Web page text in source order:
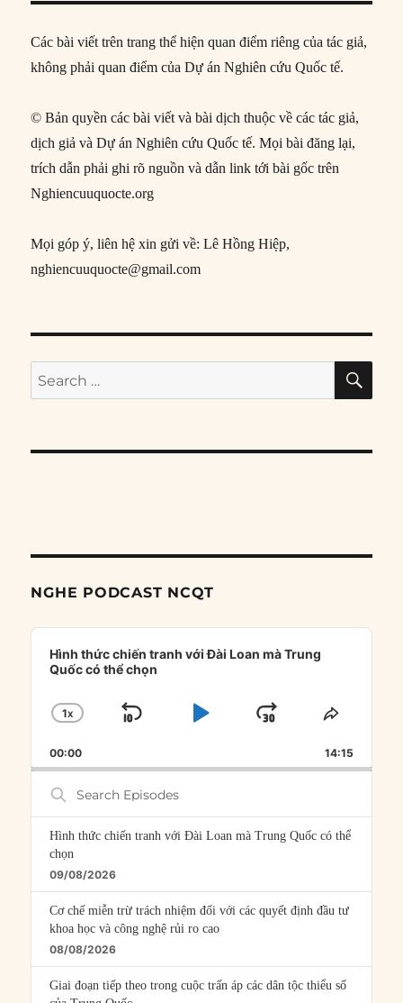
Các bài viết trên trang thể hiện quan điểm riêng của tác giả,
không phải quan điểm của Dự án Nghiên cứu Quốc tế.
© Bản quyền các bài viết và bài dịch thuộc về các tác giả,
dịch giả và Dự án Nghiên cứu Quốc tế. Mọi bài đăng lại,
trích dẫn phải ghi rõ nguồn và dẫn link tới bài gốc trên
Nghiencuuquocte.org
Mọi góp ý, liên hệ xin gửi về: Lê Hồng Hiệp,
nghiencuuquocte@gmail.com
Search
for:
NGHE PODCAST NCQT
Audio
Player
Hình thức chiến tranh với Đài Loan mà Trung
Quốc có thể chọn
CHANGE
RATE
1X
SKIP
PLAYJUMP
FORWARD
SHARE
00:00 14:15
Search
Episodes
Hình thức chiến tranh với Đài Loan mà Trung Quốc có thể
chọn
09/08/2026
Cơ chế miễn trừ trách nhiệm đối với các quyết định đầu tư
khoa học và công nghệ rủi ro cao
08/08/2026
Giai đoạn tiếp theo trong cuộc trấn áp các dân tộc thiểu số